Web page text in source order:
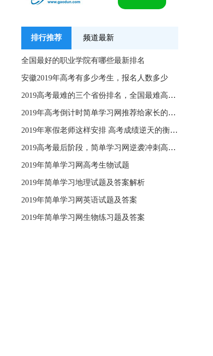
排行推荐 频道最新
全国最好的职业学院有哪些最新排名
安徽2019年高考有多少考生，报名人数多少
2019高考最难的三个省份排名，全国最难高考省份是哪
2019年高考倒计时简单学习网推荐给家长的一封信
2019年寒假老师这样安排 高考成绩逆天的衡水中学
2019高考最后阶段，简单学习网逆袭冲刺高分策略
2019年简单学习网高考生物试题
2019年简单学习地理试题及答案解析
2019年简单学习网英语试题及答案
2019年简单学习网生物练习题及答案